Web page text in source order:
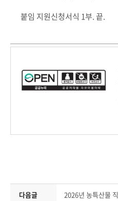
붙임 지원신청서식 1부.끝.
다음글